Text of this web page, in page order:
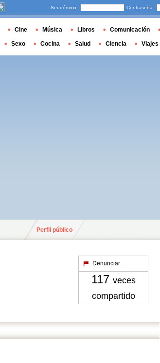
Perfil público
Denunciar
117 veces
compartido
Seudónimo Contraseña
Cine Música Libros Comunicación
Sexo Cocina Salud Ciencia Viajes